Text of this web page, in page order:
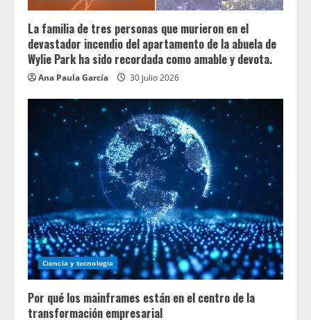
La familia de tres personas que murieron en el
devastador incendio del apartamento de la abuela de
Wylie Park ha sido recordada como amable y devota.
Ana Paula García 30 julio 2026
Ciencia y tecnologia
Por qué los mainframes están en el centro de la
transformación empresarial